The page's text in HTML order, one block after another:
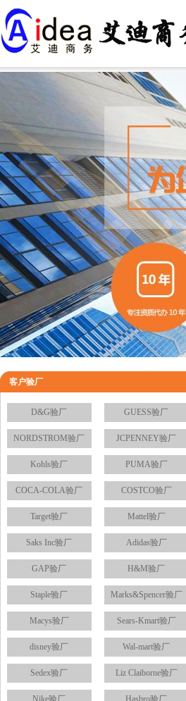
客户验厂
D&G验厂 GUESS验厂
NORDSTROM验厂 JCPENNEY验厂
Kohls验厂 PUMA验厂
COCA-COLA验厂 COSTCO验厂
Target验厂 Mattel验厂
Saks Inc验厂 Adidas验厂
GAP验厂 H&M验厂
Staple验厂 Marks&Spencer验厂
Macys验厂 Sears-Kmart验厂
disney验厂 Wal-mart验厂
Sedex验厂 Liz Claiborne验厂
Nike验厂 Hasbro验厂